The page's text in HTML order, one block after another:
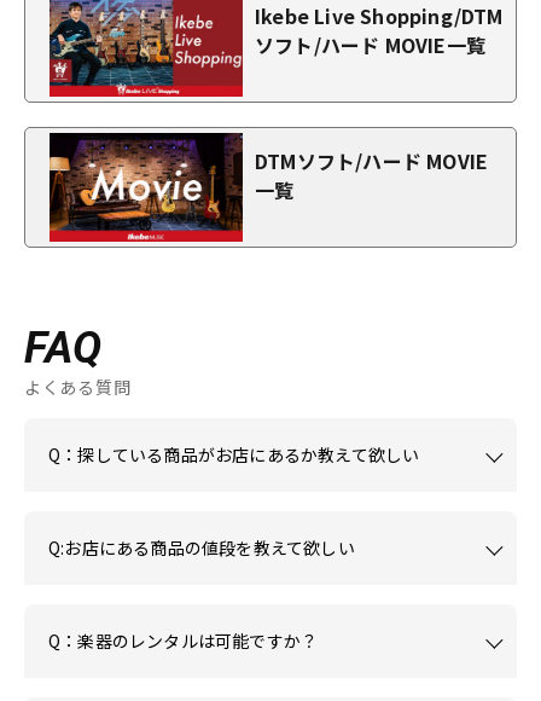
Ikebe Live Shopping/DTM
ソフト/ハード MOVIE一覧
DTMソフト/ハード MOVIE
一覧
FAQ
よくある質問
Q：探している商品がお店にあるか教えて欲しい
Q:お店にある商品の値段を教えて欲しい
Q：楽器のレンタルは可能ですか？